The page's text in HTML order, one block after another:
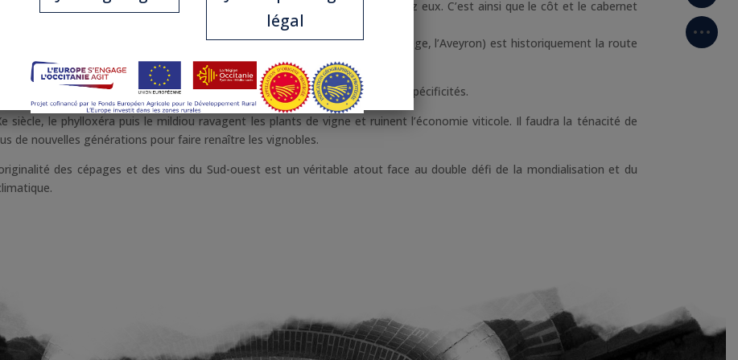
à eux, rapportent des ceps de vigne pour essayer de les acclimater chez eux. C’est ainsi que le côt et le cabernet
puis la vallée de la Loire.
laquelle se jettent toutes les rivières du Sud-ouest (Tarn, Gers, Lot, l’Ariège, l’Aveyron) est historiquement la route
les vins sont acheminés sur les célèbres gabarres.
courants d’échanges, les vignobles du Sud-ouest ont préservé leurs spécificités.
siècle, le phylloxéra puis le mildiou ravagent les plants de vigne et ruinent l’économie viticole. Il faudra la ténacité de
de nouvelles générations pour faire renaître les vignobles.
des cépages et des vins du Sud-ouest est un véritable atout face au double défi de la mondialisation et du
légal